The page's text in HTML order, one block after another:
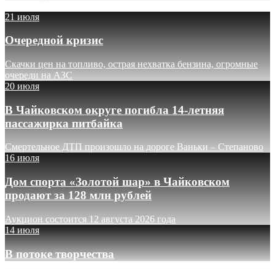
21 июля
Очередной кризис
Скачки цен на топливо, острая нехватка бензина, огромные
очереди на АЗС
20 июля
В Чайковском округе погибла 14-летняя
пассажирка питбайка
Смертельное ДТП произошло на дороге Ваньки – Степаново
16 июля
Дом спорта «Золотой шар» в Чайковском
продают за 128 млн рублей
Аукцион состоится 12 августа 2026 года
14 июля
В потоке творчества